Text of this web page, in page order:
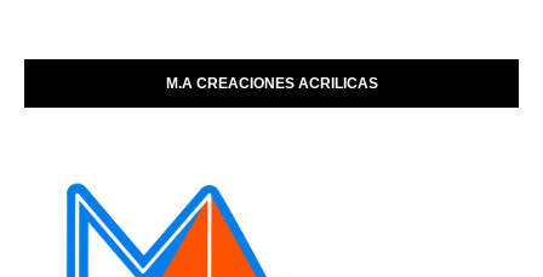
M.A CREACIONES ACRILICAS